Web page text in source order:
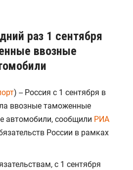
раз 1 сентября
ввозные
) -- Россия с 1 сентября в
ввозные таможенные
автомобили, сообщили РИА
России в рамках
с 1 сентября